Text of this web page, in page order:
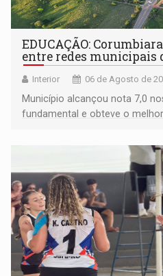
EDUCAÇÃO:
entre redes municipais
Interior 06 de Agosto de
Município alcançou nota 7,0
fundamental e obteve o